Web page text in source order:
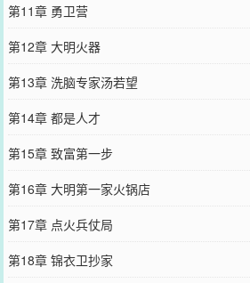
第11章 勇卫营
第12章 大明火器
第13章 洗脑专家汤若望
第14章 都是人才
第15章 致富第一步
第16章 大明第一家火锅店
第17章 点火兵仗局
第18章 锦衣卫抄家